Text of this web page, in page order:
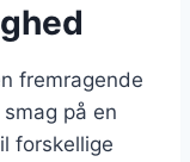
fremragende
på en
forskellige